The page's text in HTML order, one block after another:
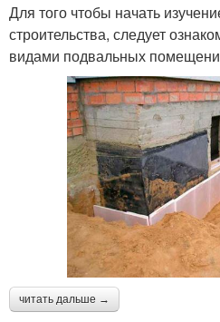
Для того чтобы начать
строительства, следует
видами подвальных
читать дальше →